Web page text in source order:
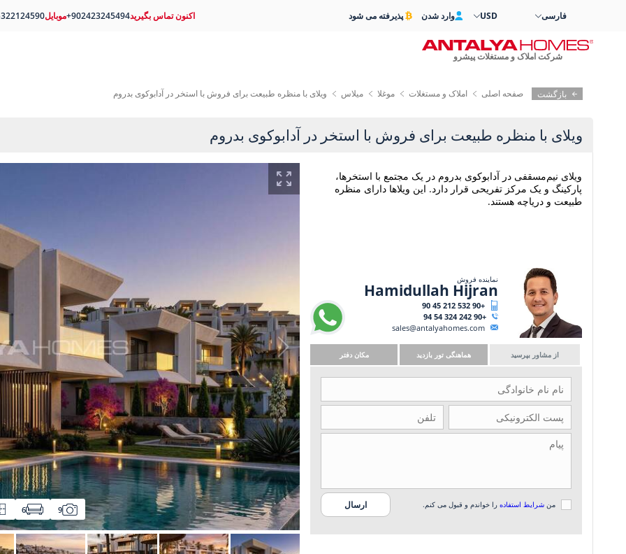
بازگشت صفحه اصلی املاک و مستغلات موغلا میلاس ویلای با منظره طبیعت برای فروش با استخر در آدابوکوی بدروم
ویلای با منظره طبیعت برای فروش با استخر در آدابوکوی بدروم
9
6
ویلای نیم‌مسقفی در آدابوکوی بدروم در یک مجتمع با استخرها،
پارکینگ و یک مرکز تفریحی قرار دارد. این ویلاها دارای منظره
طبیعت و دریاچه هستند.
نماینده فروش
Hamidullah Hijran
+90 532 212 45 90
+90 242 324 54 94
sales@antalyahomes.com
از مشاور بپرسید هماهنگی تور بازدید مکان دفتر
من شرایط استفاده را خواندم و قبول می کنم.
فارسی USD وارد شدن پذیرفته می شود
شرکت املاک و مستغلات پیشرو
اکنون تماس بگیرید+902423245494موبایل